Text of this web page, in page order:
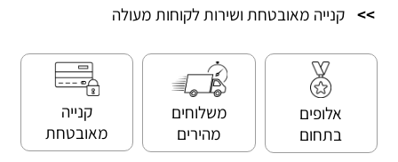
>> קנייה מאובטחת ושירות לקוחות מעולה
אלופים
בתחום
משלוחים
מהירים
קנייה
מאובטחת